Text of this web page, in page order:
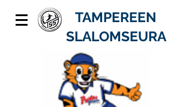
TAMPEREEN
SLALOMSEURA